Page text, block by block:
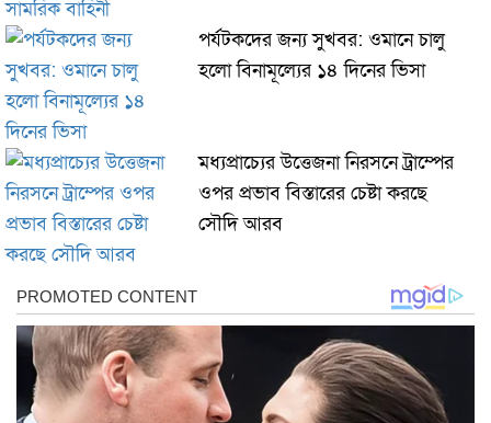
পর্যটকদের জন্য সুখবর: ওমানে চালু
হলো বিনামূল্যের ১৪ দিনের ভিসা
মধ্যপ্রাচ্যের উত্তেজনা নিরসনে ট্রাম্পের
ওপর প্রভাব বিস্তারের চেষ্টা করছে
সৌদি আরব